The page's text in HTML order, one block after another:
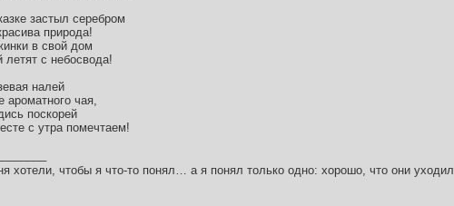
застыл серебром
природа!
в свой дом
летят с небосвода!
налей
ароматного чая,
поскорей
с утра помечтаем!
хотели, чтобы я что-то понял… а я понял только одно: хорошо, что они